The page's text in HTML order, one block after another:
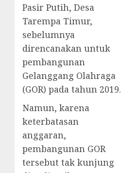
Pasir Putih, Desa
Tarempa Timur,
sebelumnya
direncanakan untuk
pembangunan
Gelanggang Olahraga
(GOR) pada tahun 2019.
Namun, karena
keterbatasan
anggaran,
pembangunan GOR
tersebut tak kunjung